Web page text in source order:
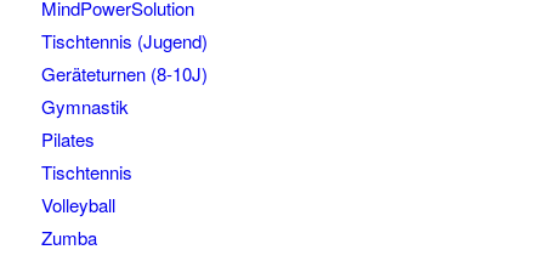
MindPowerSolution
Tischtennis (Jugend)
Geräteturnen (8-10J)
Gymnastik
Pilates
Tischtennis
Volleyball
Zumba